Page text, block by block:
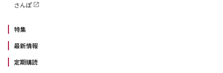
さんぽ
特集
最新情報
定期購読